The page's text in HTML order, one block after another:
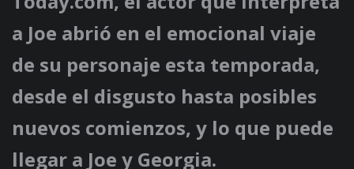
a Joe abrió en el emocional viaje
de su personaje esta temporada,
desde el disgusto hasta posibles
nuevos comienzos, y lo que puede
llegar a Joe y Georgia.